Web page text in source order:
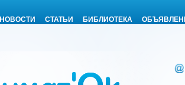
НОВОСТИ СТАТЬИ БИБЛИОТЕКА